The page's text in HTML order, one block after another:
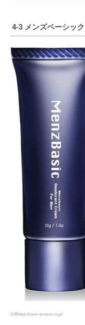
4-3 メンズベーシック
出典https://www.amazon.co.jp/